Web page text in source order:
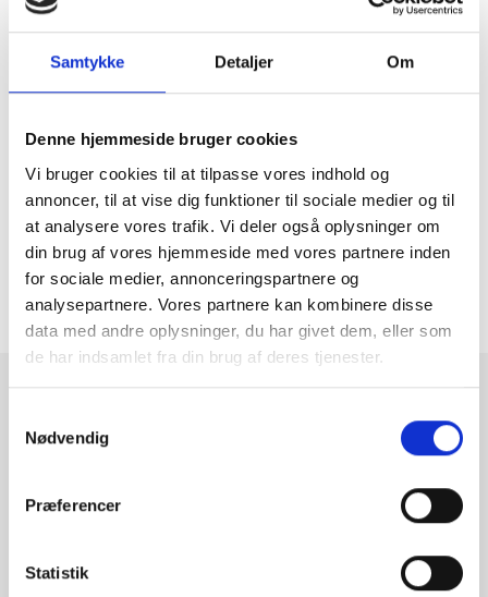
Samtykke Detaljer Om
Denne hjemmeside bruger cookies
Vi bruger cookies til at tilpasse vores indhold og
annoncer, til at vise dig funktioner til sociale medier og til
at analysere vores trafik. Vi deler også oplysninger om
din brug af vores hjemmeside med vores partnere inden
for sociale medier, annonceringspartnere og
analysepartnere. Vores partnere kan kombinere disse
data med andre oplysninger, du har givet dem, eller som
de har indsamlet fra din brug af deres tjenester.
Nødvendig
Præferencer
Statistik
- Personaleforeninger
Hent PDF
Tilbage til oversigten Se publikation
Tilmeld dig vores nyhedsbrev